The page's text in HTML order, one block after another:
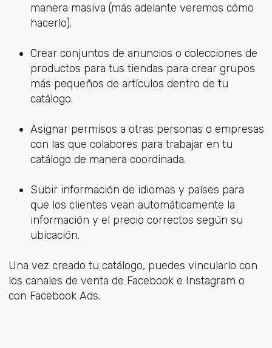
manera masiva (más adelante veremos cómo
hacerlo).
Crear conjuntos de anuncios o colecciones de
productos para tus tiendas para crear grupos
más pequeños de artículos dentro de tu
catálogo.
Asignar permisos a otras personas o empresas
con las que colabores para trabajar en tu
catálogo de manera coordinada.
Subir información de idiomas y países para
que los clientes vean automáticamente la
información y el precio correctos según su
ubicación.
Una vez creado tu catálogo, puedes vincularlo con
los canales de venta de Facebook e Instagram o
con Facebook Ads.